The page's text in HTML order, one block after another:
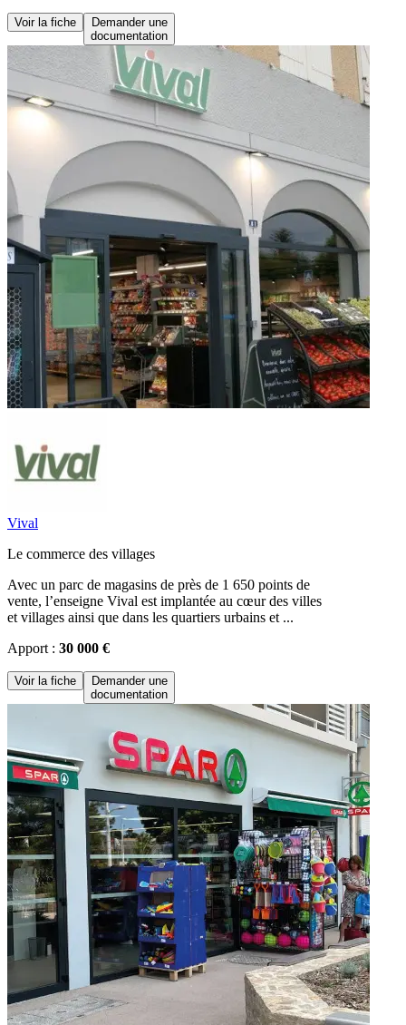
Voir la fiche
Demander une
documentation
Vival
Le commerce des villages
Avec un parc de magasins de près de 1 650 points de
vente, l’enseigne Vival est implantée au cœur des villes
et villages ainsi que dans les quartiers urbains et ...
Apport : 30 000 €
Voir la fiche
Demander une
documentation